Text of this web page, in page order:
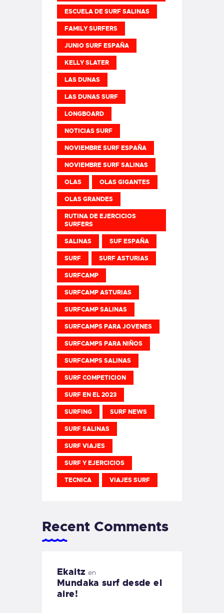
ESCUELA DE SURF SALINAS
FAMILY SURFERS
JUNIO SURF ESPAÑA
KELLY SLATER
LAS DUNAS
LAS DUNAS SURF
LONGBOARD
NOTICIAS SURF
NOVIEMBRE SURF ESPAÑA
NOVIEMBRE SURF SALINAS
OLAS OLAS GIGANTES
OLAS GRANDES
RUTINA DE EJERCICIOS
SURFERS
SALINAS SUF ESPAÑA
SURF SURF ASTURIAS
SURFCAMP
SURFCAMP ASTURIAS
SURFCAMP SALINAS
SURFCAMPS PARA JOVENES
SURFCAMPS PARA NIÑOS
SURFCAMPS SALINAS
SURF COMPETICION
SURF EN EL 2023
SURFING SURF NEWS
SURF SALINAS
SURF VIAJES
SURF Y EJERCICIOS
TECNICA VIAJES SURF
Recent Comments
Ekaitz en
Mundaka surf desde el
aire!